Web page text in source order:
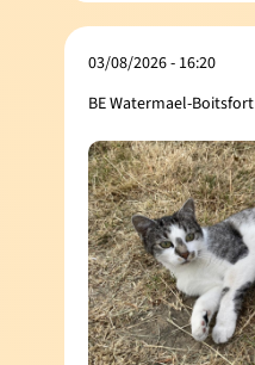
03/08/2026 - 16:20
BE Watermael-Boitsfort